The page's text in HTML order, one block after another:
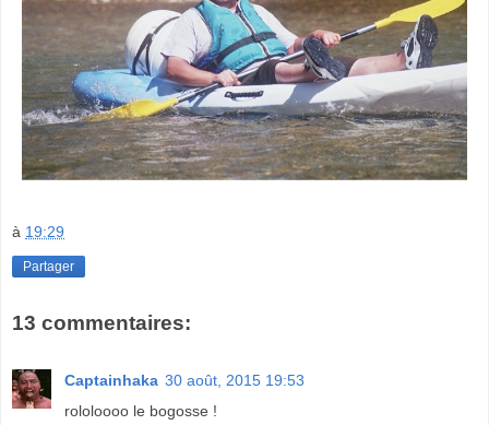
à 19:29
Partager
13 commentaires:
Captainhaka 30 août, 2015 19:53
rololoooo le bogosse !